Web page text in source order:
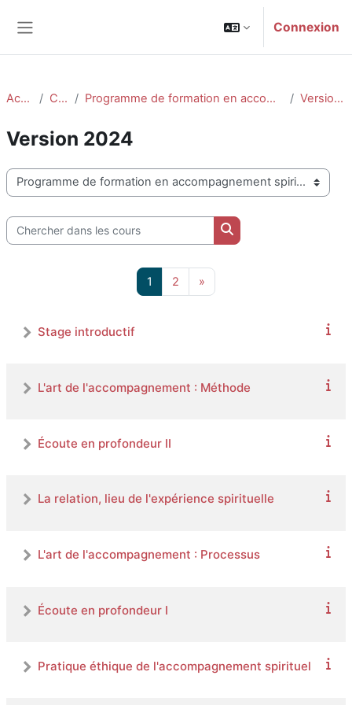
Connexion
Accueil Cours Programme de formation en accompagnement spirituel Version 2024
Version 2024
Catégories de cours
Chercher dans les cours
Chercher dans les
1 Page 1
2 Page 2
»
Stage introductif
L'art de l'accompagnement : Méthode
Écoute en profondeur II
La relation, lieu de l'expérience spirituelle
L'art de l'accompagnement : Processus
Écoute en profondeur I
Pratique éthique de l'accompagnement spirituel